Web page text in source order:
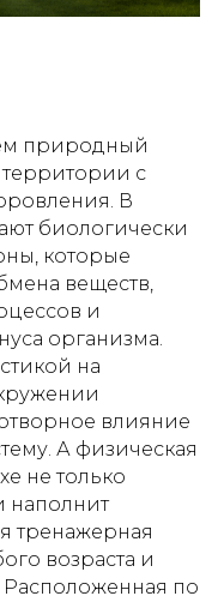
природный
с
В
биологически
которые
веществ,
и
организма.
на
влияние
А физическая
не только
наполнит
тренажерная
возраста и
по